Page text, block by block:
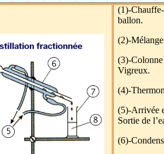
(1)‑Chauffe-
ballon.
Vigreux.
(5)‑Arrivée
Sortie de